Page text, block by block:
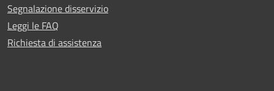
Segnalazione disservizio
Leggi le FAQ
Richiesta di assistenza